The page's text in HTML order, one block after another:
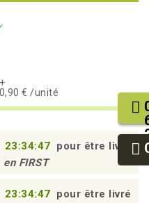
€ /unité
23:34:46 pour être livré
en FIRST
23:34:46 pour être livré